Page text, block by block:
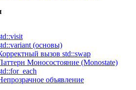
(основы)
вызов std::swap
Моносостояние (Monostate)
объявление